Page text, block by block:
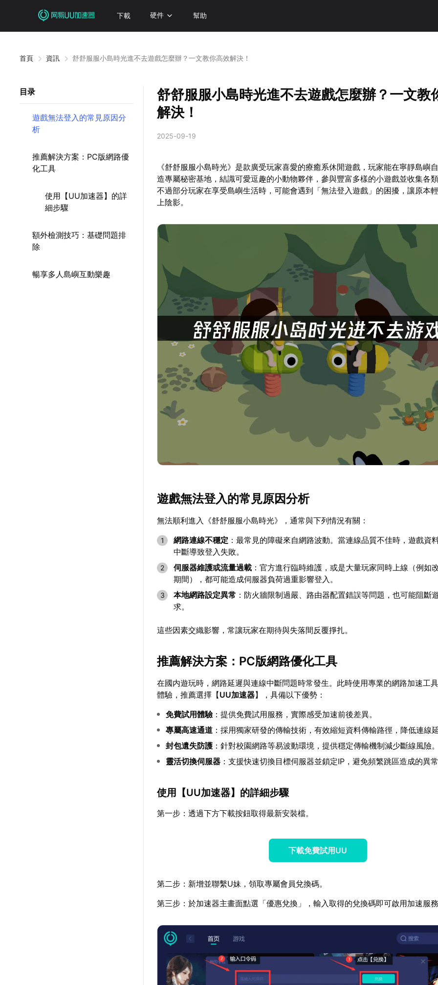
下載 硬件 幫助
首頁 資訊 舒舒服服小島時光進不去遊戲怎麼辦？一文教你高效解決！
目录
遊戲無法登入的常見原因分
析
推薦解決方案：PC版網路優
化工具
使用【UU加速器】的詳
細步驟
額外檢測技巧：基礎問題排
除
暢享多人島嶼互動樂趣
舒舒服服小島時光進不去遊戲怎麼辦？一文教
解決！
2025-09-19
《舒舒服服小島時光》是款廣受玩家喜愛的療癒系休閒遊戲，玩家能在寧靜島嶼
造專屬秘密基地，結識可愛逗趣的小動物夥伴，參與豐富多樣的小遊戲並收集各
不過部分玩家在享受島嶼生活時，可能會遇到「無法登入遊戲」的困擾，讓原本
上陰影。
遊戲無法登入的常見原因分析
無法順利進入《舒舒服服小島時光》，通常與下列情況有關：
網路連線不穩定 ：最常見的障礙來自網路波動。當連線品質不佳時，遊戲資
中斷導致登入失敗。
伺服器維護或流量過載 ：官方進行臨時維護，或是大量玩家同時上線（例如
期間），都可能造成伺服器負荷過重影響登入。
本地網路設定異常 ：防火牆限制過嚴、路由器配置錯誤等問題，也可能阻斷
求。
這些因素交織影響，常讓玩家在期待與失落間反覆掙扎。
推薦解決方案：PC版網路優化工具
在國内遊玩時，網路延遲與連線中斷問題時常發生。此時使用專業的網路加速工
體驗，推薦選擇【UU加速器】，具備以下優勢：
免費試用體驗：提供免費試用服務，實際感受加速前後差異。
專屬高速通道 ：採用獨家研發的傳輸技術，有效縮短資料傳輸路徑，降低連線
封包遺失防護 ：針對校園網路等易波動環境，提供穩定傳輸機制減少斷線風險
靈活切換伺服器 ：支援快速切換目標伺服器並鎖定IP，避免頻繁跳區造成的異
使用【UU加速器】的詳細步驟
第一步：透過下方下載按鈕取得最新安裝檔。
下載免費試用UU
第二步：新增並聯繫U妹，領取專屬會員兌換碼。
第三步：於加速器主畫面點選「優惠兌換」，輸入取得的兌換碼即可啟用加速服